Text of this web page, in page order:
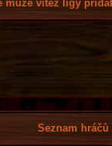
může vítěz ligy
Seznam